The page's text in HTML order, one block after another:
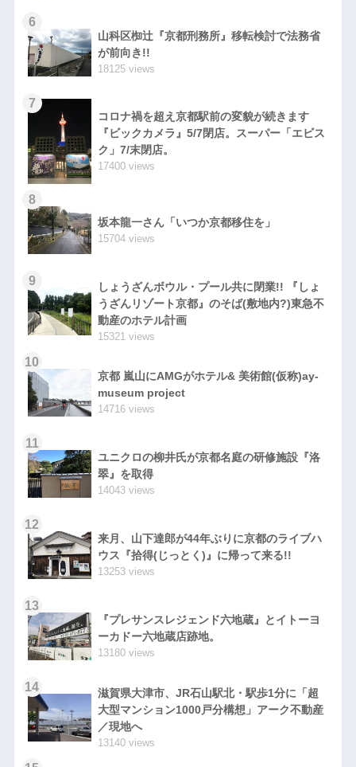
6
山科区椥辻『京都刑務所』移転検討で法務省
が前向き!!
18125 views
7
コロナ禍を超え京都駅前の変貌が続きます
『ビックカメラ』5/7閉店。スーパー「エビス
ク」7/末閉店。
17400 views
8
坂本龍一さん「いつか京都移住を」
15704 views
9
しょうざんボウル・プール共に閉業!! 『しょ
うざんリゾート京都』のそば(敷地内?)東急不
動産のホテル計画
15321 views
10
京都 嵐山にAMGがホテル& 美術館(仮称)ay-
museum project
14716 views
11
ユニクロの柳井氏が京都名庭の研修施設『洛
翠』を取得
14043 views
12
来月、山下達郎が44年ぶりに京都のライブハ
ウス『拾得(じっとく)』に帰って来る!!
13253 views
13
『プレサンスレジェンド六地蔵』とイトーヨ
ーカドー六地蔵店跡地。
13180 views
14
滋賀県大津市、JR石山駅北・駅歩1分に「超
大型マンション1000戸分構想」アーク不動産
／現地へ
13140 views